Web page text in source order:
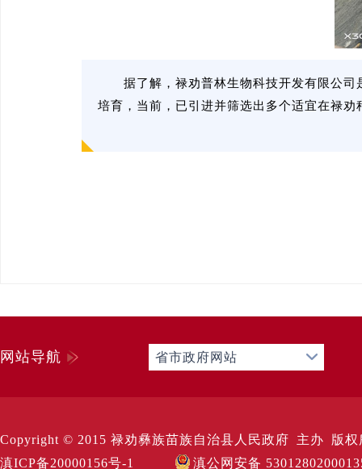
据了解，禄劝普林生物科技开发有限公
培育，当前，已引进并筛选出多个适宜在禄
网站导航 省市政府网站
Copyright © 2015 禄劝彝族苗族自治县人民政府 主办 版
滇ICP备20000156号-1
滇公网安备